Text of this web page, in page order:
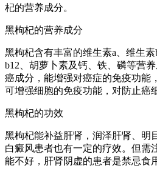
杞的营养成分。
黑枸杞的营养成分
黑枸杞含有丰富的维生素a、维生
b12、胡萝卜素及钙、铁、磷等营
癌成分，能增强对癌症的免疫功能
可增强细胞的免疫功能，对防止癌
黑枸杞的功效
黑枸杞能补益肝肾，润泽肝肾、明
白癜风患者也有一定的疗效。但需
能不好，肝肾阴虚的患者是禁忌食